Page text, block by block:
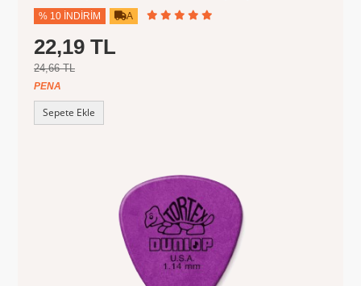
% 10 İNDIRIM A
22,19 TL
24,66 TL
PENA
Sepete Ekle